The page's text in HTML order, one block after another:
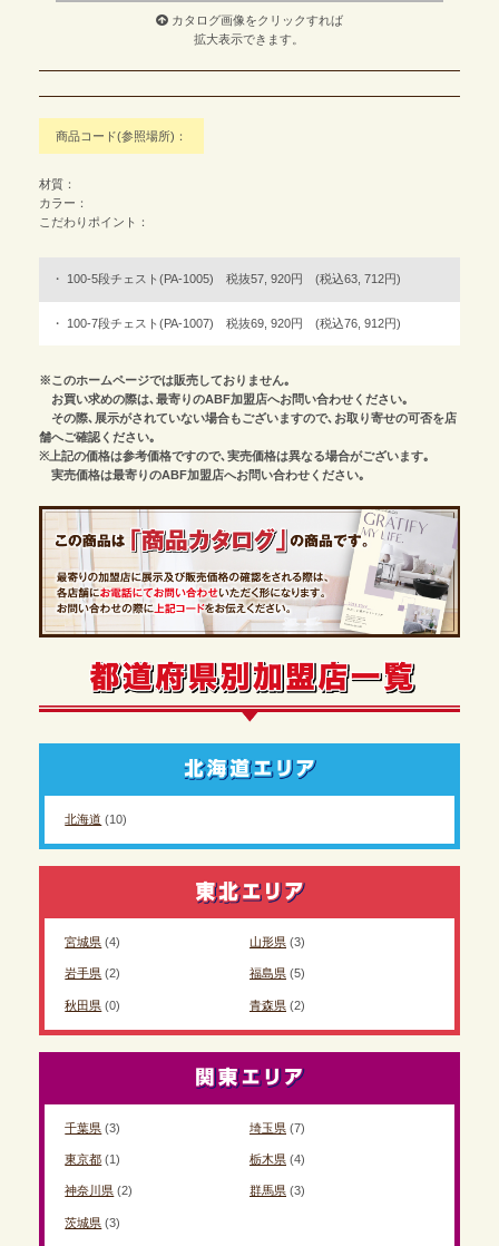
カタログ画像をクリックすれば
拡大表示できます。
商品コード(参照場所)：
材質：
カラー：
こだわりポイント：
100-5段チェスト(PA-1005) 税抜57, 920円 (税込63, 712円)
100-7段チェスト(PA-1007) 税抜69, 920円 (税込76, 912円)
※このホームページでは販売しておりません｡
お買い求めの際は､最寄りのABF加盟店へお問い合わせください｡
その際､展示がされていない場合もございますので､お取り寄せの可否を店
舗へご確認ください｡
※上記の価格は参考価格ですので､実売価格は異なる場合がございます｡
実売価格は最寄りのABF加盟店へお問い合わせください｡
北海道 (10)
宮城県 (4) 山形県(3)
岩手県 (2) 福島県(5)
秋田県 (0) 青森県(2)
千葉県 (3) 埼玉県(7)
東京都 (1) 栃木県(4)
神奈川県 (2) 群馬県(3)
茨城県 (3)